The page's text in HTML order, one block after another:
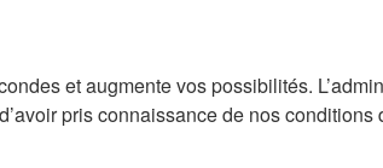
et augmente vos possibilités.
pris connaissance de nos